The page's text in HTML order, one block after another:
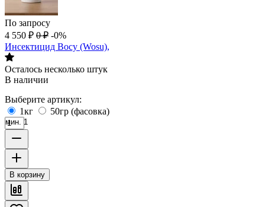
По запросу
4 550 ₽ 0 ₽ -0%
Инсектицид Восу (Wosu),
Осталось несколько штук
В наличии
Выберите артикул:
1кг
50гр (фасовка)
мин. 1
В корзину